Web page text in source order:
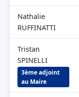
Nathalie
RUFFINATTI
Tristan
SPINELLI
3ème adjoint
au Maire